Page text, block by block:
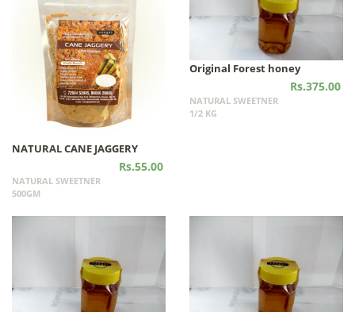
NATURAL CANE JAGGERY
Rs.55.00
NATURAL SWEETNER
500GM
Original Forest honey
Rs.375.00
NATURAL SWEETNER
1/2 KG